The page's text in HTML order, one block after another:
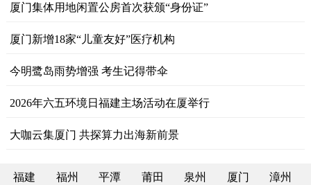
厦门集体用地闲置公房首次获颁“身份证”
厦门新增18家“儿童友好”医疗机构
今明鹭岛雨势增强 考生记得带伞
2026年六五环境日福建主场活动在厦举行
大咖云集厦门 共探算力出海新前景
福建 福州 平潭 莆田 泉州 厦门 漳州